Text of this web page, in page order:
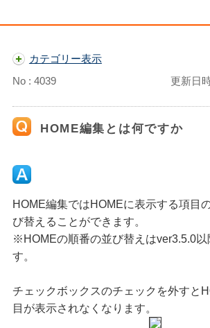
カテゴリー表示
No : 4039
更新日
HOME編集とは何ですか
HOME編集ではHOMEに表示する項目
び替えることができます。
※HOMEの順番の並び替えはver3.5.0以
す。
チェックボックスのチェックを外すと
目が表示されなくなります。